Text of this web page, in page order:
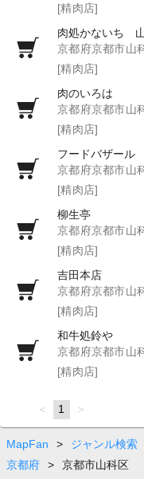
[精肉店]
肉処かないち
京都府京都市山
[精肉店]
肉のいろは
京都府京都市山
[精肉店]
フードバザール
京都府京都市山
[精肉店]
柳生亭
京都府京都市山
[精肉店]
吉田本店
京都府京都市山
[精肉店]
和牛処鈴や
京都府京都市山
[精肉店]
page
You're
on
page
1 page
MapFan > ジャンル検索
京都府
> 京都市山科区